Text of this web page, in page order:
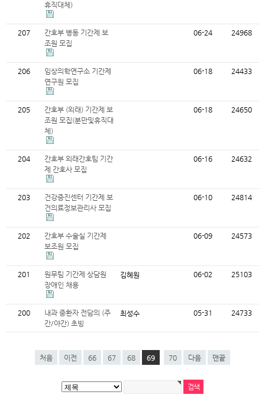
휴직대체)
207
간호부 병동 기간제 보
조원 모집
06-24 24968
206
임상의학연구소 기간제
연구원 모집
06-18 24433
205
간호부 (외래) 기간제 보
조원 모집(분만및휴직대
체)
06-18 24650
204
간호부 외래간호팀 기간
제 간호사 모집
06-16 24632
203
건강증진센터 기간제 보
건의료정보관리사 모집
06-10 24814
202
간호부 수술실 기간제
보조원 모집
06-09 24573
201
원무팀 기간제 상담원
장애인 채용
김혜원 06-02 25103
200
내과 중환자 전담의 (주
간/야간) 초빙
최성수 05-31 24733
처음 이전 66 67 68 69 70 다음 맨끝